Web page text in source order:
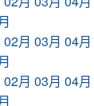
02月 03月 04月
02月 03月 04月